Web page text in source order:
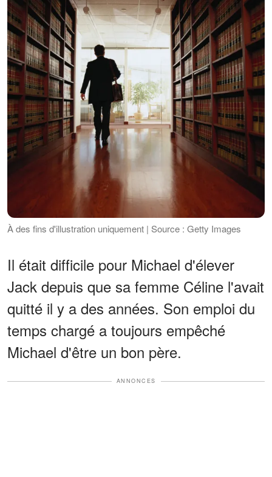
À des fins d'illustration uniquement | Source : Getty Images
Il était difficile pour Michael d'élever
Jack depuis que sa femme Céline l'avait
quitté il y a des années. Son emploi du
temps chargé a toujours empêché
Michael d'être un bon père.
ANNONCES